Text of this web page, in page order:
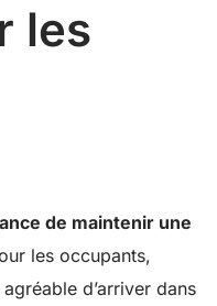
les
de maintenir une
les occupants,
d’arriver dans